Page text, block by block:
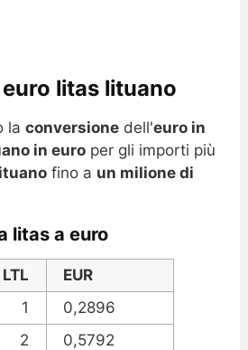
litas lituano
la conversionedell'euro in
in europer gli importi più
fino a un milione di
litas a euro
LTL
EUR
1
0,2896
2
0,5792